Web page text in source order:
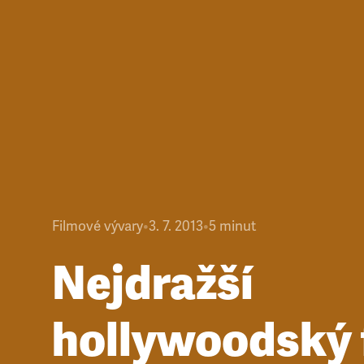
Filmové vývary•3. 7. 2013•5 minut
Nejdražší